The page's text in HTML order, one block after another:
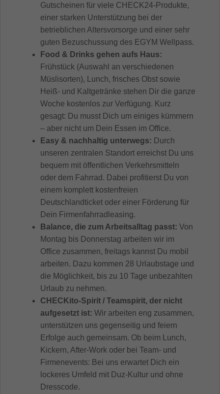
Gutscheinen für viele CHECK24-Produkte,
einer starken Unterstützung bei der
betrieblichen Altersvorsorge und einer sehr
guten Bezuschussung des EGYM Wellpass.
Food & Drinks gehen aufs Haus:
Frühstück (Auswahl an verschiedenen
Müslisorten), Lunch, frisches Obst sowie
Heiß- und Kaltgetränke stehen Dir die ganze
Woche kostenlos zur Verfügung. Kurz
gesagt: Du musst Dich um einiges kümmern
– aber nicht um Dein Essen im Office.
Easy & nachhaltig unterwegs: Durch
unseren zentralen Standort erreichst Du uns
bequem mit öffentlichen Verkehrsmitteln
oder dem Fahrrad. Dabei profitierst Du von
einem komplett kostenfreien
Deutschlandticket oder einer Förderung für
Dein Firmenfahrradleasing.
Balance, die zum Arbeitsalltag passt: Von
Montag bis Donnerstag arbeiten wir im
Office zusammen, freitags kannst Du mobil
arbeiten. Dazu kommen 28 Urlaubstage und
die Möglichkeit, bis zu 10 Tage unbezahlten
Urlaub zu nehmen.
CHECKito-Spirit / Teamspirit, der nicht
aufgesetzt ist: Wir arbeiten eng zusammen,
unterstützen uns gegenseitig und feiern
Erfolge auch gemeinsam. Ob beim Lunch,
Kickern, After-Work oder bei Team- und
Firmenevents: Bei uns erwartet Dich ein
lockeres Umfeld mit Duz-Kultur und ohne
Dresscode.